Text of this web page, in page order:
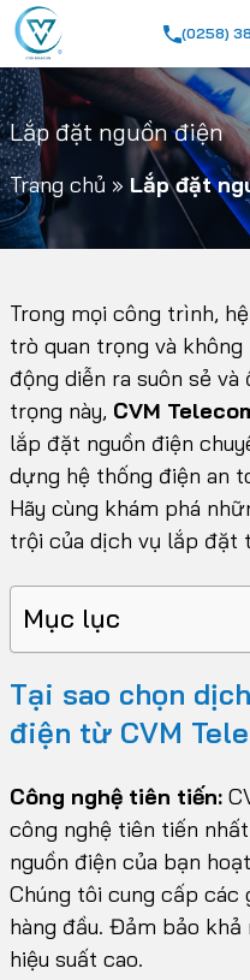
(0258)
Lắp đặt nguồn điện
Trang chủ » Lắp đặt
Trong mọi công trình,
trò quan trọng và
động diễn ra suôn sẻ
trọng này, CVM
lắp đặt nguồn điện
dựng hệ thống điện an
Hãy cùng khám phá
trội của dịch vụ lắp đặt
Mục lục
Tại sao chọn
điện từ CVM
Công nghệ tiên tiến:
công nghệ tiên tiến
nguồn điện của bạn
Chúng tôi cung cấp
hàng đầu. Đảm bảo khả
hiệu suất cao.